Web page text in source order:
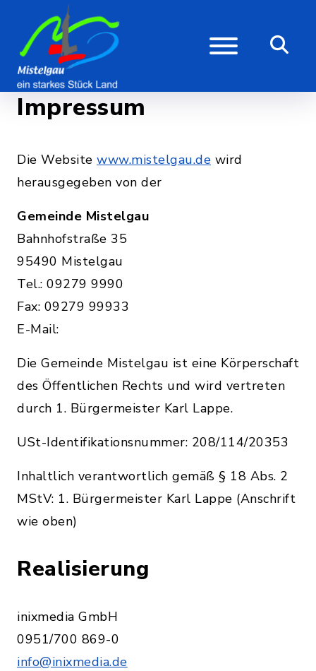
Impressum
Die Website www.mistelgau.de wird
herausgegeben von der
Gemeinde Mistelgau
Bahnhofstraße 35
95490 Mistelgau
Tel.: 09279 9990
Fax: 09279 99933
E-Mail:
Die Gemeinde Mistelgau ist eine Körperschaft
des Öffentlichen Rechts und wird vertreten
durch 1. Bürgermeister Karl Lappe.
USt-Identifikationsnummer: 208/114/20353
Inhaltlich verantwortlich gemäß § 18 Abs. 2
MStV: 1. Bürgermeister Karl Lappe (Anschrift
wie oben)
Realisierung
inixmedia GmbH
0951/700 869-0
info@inixmedia.de